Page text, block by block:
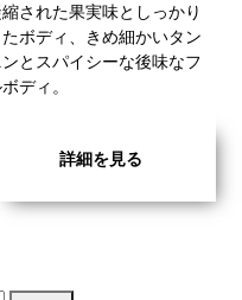
された果実味としっかり
たボディ、きめ細かいタン
ンとスパイシーな後味なフ
ディ。
詳細を見る